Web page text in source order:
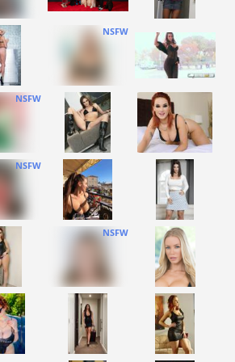
NSFW
NSFW
NSFW
NSFW